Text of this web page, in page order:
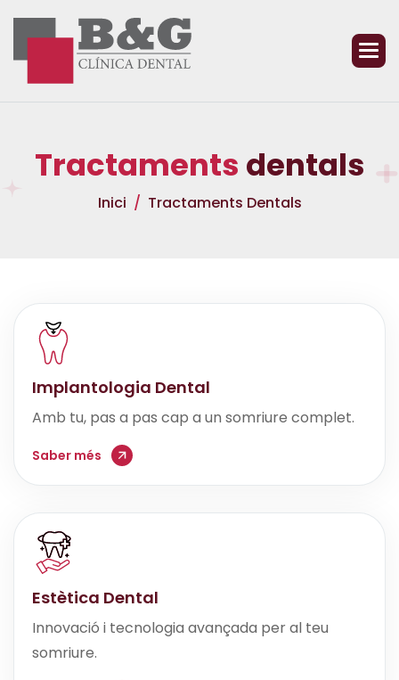
Tractaments dentals
Inici Tractaments Dentals
Implantologia Dental
Amb tu, pas a pas cap a un somriure complet.
Saber més
Estètica Dental
Innovació i tecnologia avançada per al teu
somriure.